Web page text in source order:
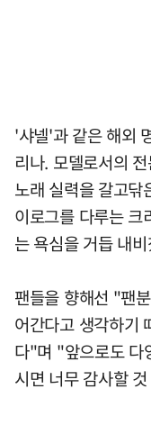
'샤넬'과 같은 해외
리나. 모델로서의
노래 실력을 갈고닦
이로그를 다루는 크
는 욕심을 거듭 내
팬들을 향해선 "팬
어간다고 생각하기
다"며 "앞으로도 다
시면 너무 감사할